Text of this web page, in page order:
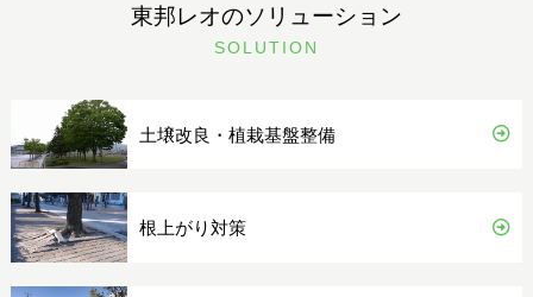
東邦レオのソリューション
SOLUTION
土壌改良・植栽基盤整備
根上がり対策